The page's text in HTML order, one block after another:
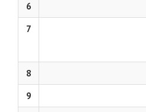
6
7
8
9